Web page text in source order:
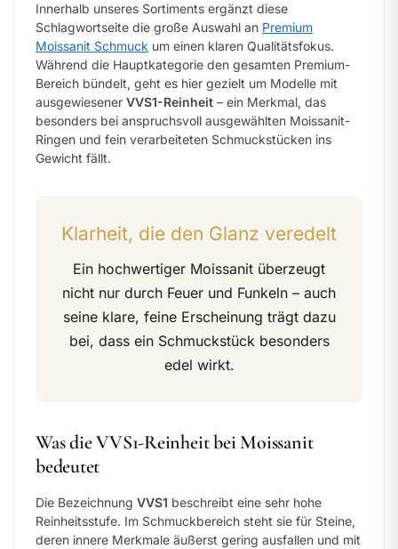
Innerhalb unseres Sortiments ergänzt diese
Schlagwortseite die große Auswahl an Premium
Moissanit Schmuck um einen klaren Qualitätsfokus.
Während die Hauptkategorie den gesamten Premium-
Bereich bündelt, geht es hier gezielt um Modelle mit
ausgewiesener VVS1-Reinheit – ein Merkmal, das
besonders bei anspruchsvoll ausgewählten Moissanit-
Ringen und fein verarbeiteten Schmuckstücken ins
Gewicht fällt.
Klarheit, die den Glanz veredelt
Ein hochwertiger Moissanit überzeugt
nicht nur durch Feuer und Funkeln – auch
seine klare, feine Erscheinung trägt dazu
bei, dass ein Schmuckstück besonders
edel wirkt.
Was die VVS1-Reinheit bei Moissanit
bedeutet
Die Bezeichnung VVS1 beschreibt eine sehr hohe
Reinheitsstufe. Im Schmuckbereich steht sie für Steine,
deren innere Merkmale äußerst gering ausfallen und mit